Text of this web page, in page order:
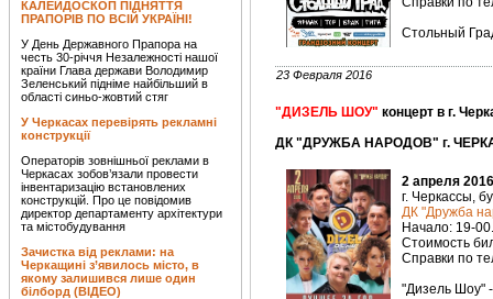
КАЛЕЙДОСКОП ПІДНЯТТЯ
ПРАПОРІВ ПО ВСІЙ УКРАЇНІ!
У День Державного Прапора на
честь 30-річчя Незалежності нашої
країни Глава держави Володимир
Зеленський підніме найбільший в
області синьо-жовтий стяг
У Черкасах перевірять рекламні
конструкції
Операторів зовнішньої реклами в
Черкасах зобов’язали провести
інвентаризацію встановлених
конструкцій. Про це повідомив
директор департаменту архітектури
та містобудування
Зачистка від реклами: на
Черкащині з’явилось місто, в
якому залишився лише один
білборд (ВІДЕО)
Стольный
23 Февраля 2016
"ДИЗЕЛЬ ШОУ" концерт в г.
ДК "ДРУЖБА НАРОДОВ" г.
2 апреля
г. Черкассы,
ДК "Дружба
Начало: 19-00.
Стоимость
Справки по
"Дизель Шоу"